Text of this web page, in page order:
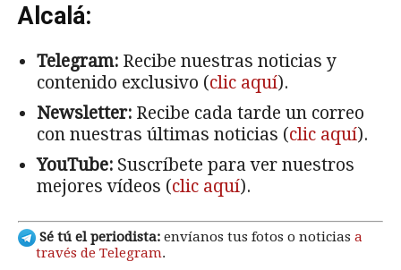
Alcalá:
Telegram: Recibe nuestras noticias y
contenido exclusivo (clic aquí).
Newsletter: Recibe cada tarde un correo
con nuestras últimas noticias (clic aquí).
YouTube: Suscríbete para ver nuestros
mejores vídeos (clic aquí).
Sé tú el periodista: envíanos tus fotos o noticias a
través de Telegram.